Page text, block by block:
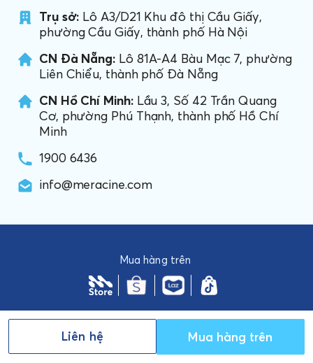
Trụ sở: Lô A3/D21 Khu đô thị Cầu Giấy,
phường Cầu Giấy, thành phố Hà Nội
CN Đà Nẵng: Lô 81A-A4 Bàu Mạc 7, phường
Liên Chiểu, thành phố Đà Nẵng
CN Hồ Chí Minh:Lầu 3, Số 42 Trần Quang
Cơ, phường Phú Thạnh, thành phố Hồ Chí
Minh
1900 6436
info@meracine.com
Mua hàng trên
Liên hệ Mua hàng trên